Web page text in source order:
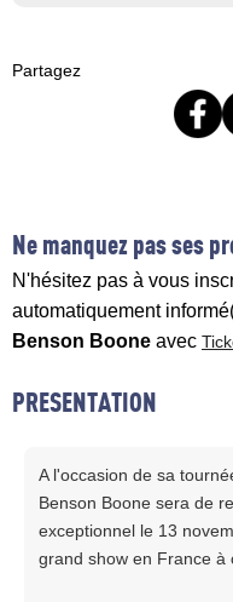
Partagez
Ne manquez pas ses
N'hésitez pas à vous
automatiquement
Benson Boone avec
PRESENTATION
A l'occasion de sa
Benson Boone sera de
exceptionnel le 13
grand show en France à